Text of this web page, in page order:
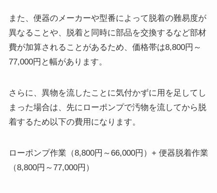
また、便器のメーカーや型番によって脱着の難易度が
異なることや、脱着と同時に部品を交換するなど部材
費が加算されることがあるため、価格帯は8,800円～
77,000円と幅があります。
さらに、異物を流したことに気付かずに用を足してし
まった場合は、先にローポンプで汚物を流してから脱
着するため以下の費用になります。
ローポンプ作業（8,800円～66,000円）+ 便器脱着作業
（8,800円～77,000円）